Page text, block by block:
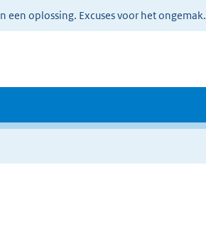
oplossing. Excuses voor het ongemak.